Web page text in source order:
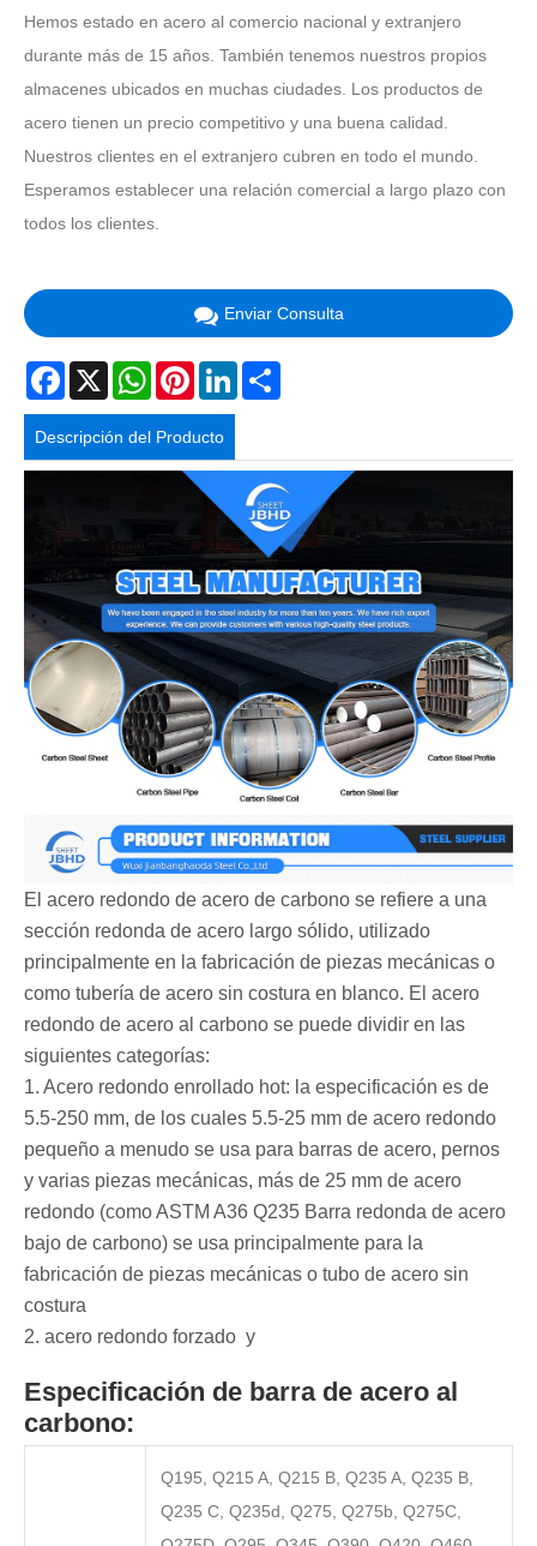
Hemos estado en acero al comercio nacional y extranjero
durante más de 15 años. También tenemos nuestros propios
almacenes ubicados en muchas ciudades. Los productos de
acero tienen un precio competitivo y una buena calidad.
Nuestros clientes en el extranjero cubren en todo el mundo.
Esperamos establecer una relación comercial a largo plazo con
todos los clientes.
Enviar Consulta
Facebook
X WhatsAppPinterestLinkedIn
Descripción del Producto
El acero redondo de acero de carbono‌ se refiere a una
sección redonda de acero largo sólido, utilizado
principalmente en la fabricación de piezas mecánicas o
como tubería de acero sin costura en blanco. El acero
redondo de acero al carbono se puede dividir en las
siguientes categorías:
‌1. Acero redondo enrollado hot: la especificación es de
5.5-250 mm, de los cuales 5.5-25 mm de acero redondo
pequeño a menudo se usa para barras de acero, pernos
y varias piezas mecánicas, más de 25 mm de acero
redondo (como ASTM A36 Q235 Barra redonda de acero
bajo de carbono) se usa principalmente para la
fabricación de piezas mecánicas o tubo de acero sin
costura ‌
‌2. acero redondo forzado ‌ y ‌ ‌ ‌ ‌ ‌ ‌ ‌ ‌ ‌ ‌ ‌ ‌ ‌ ‌ ‌ ‌ ‌ ‌ ‌ ‌ ‌ ‌ ‌ ‌ ‌ ‌ ‌
Especificación de barra de acero al
carbono:
Q195, Q215 A, Q215 B, Q235 A, Q235 B,
Q235 C, Q235d, Q275, Q275b, Q275C,